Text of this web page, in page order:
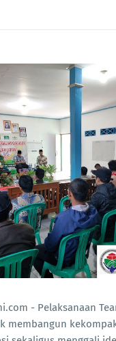
- Pelaksanaan
membangun